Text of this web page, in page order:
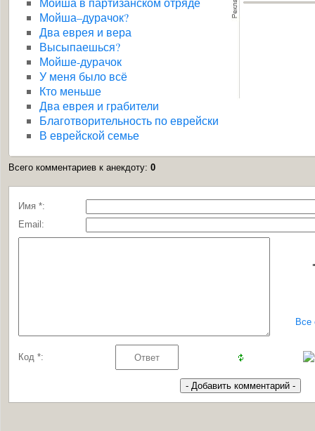
Мойша–дурачок?
Два еврея и вера
Высыпаешься?
Мойше-дурачок
У меня было всё
Кто меньше
Два еврея и грабители
Благотворительность по еврейски
В еврейской семье
Всего комментариев к анекдоту: 0
Имя *:
Email:
Все
Код *: